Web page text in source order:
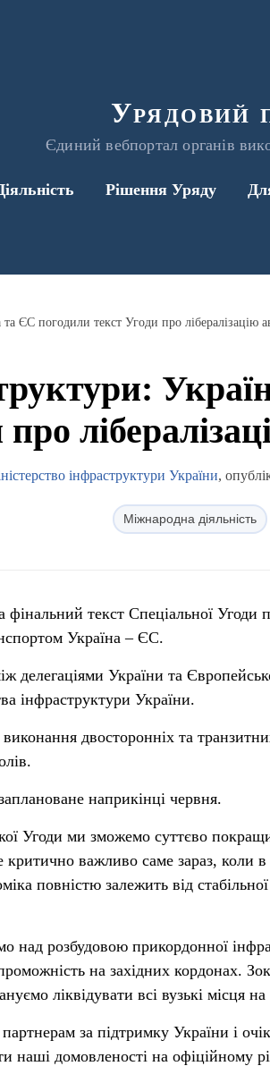
Урядовий
Єдиний вебпортал органів
Рішення Уряду
ЄС погодили текст Угоди про лібералізацію
інфраструктури України,
Міжнародна діяльність
фінальний текст Спеціальної Угоди
Україна – ЄС.
делегаціями України та
інфраструктури України.
двосторонніх та
наприкінці червня.
Угоди ми зможемо суттєво
важливо саме зараз, коли
повністю залежить від
над розбудовою прикордонної
на західних кордонах.
ліквідувати всі вузькі місця на
за підтримку України і
наші домовленості на офіційному